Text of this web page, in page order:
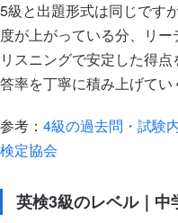
5級と出題形式は同じです
度が上がっている分、リー
リスニングで安定した得
答率を丁寧に積み上げてい
参考： 4級の過去問・試験
検定協会
英検3級のレベル｜中